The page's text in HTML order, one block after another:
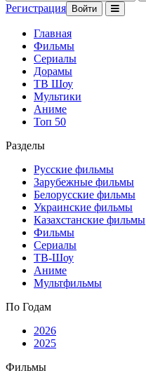
Регистрация Войти
Главная
Фильмы
Сериалы
Дорамы
ТВ Шоу
Мультики
Аниме
Топ 50
Разделы
Русские фильмы
Зарубежные фильмы
Белорусские фильмы
Украинские фильмы
Казахстанские фильмы
Фильмы
Сериалы
ТВ-Шоу
Аниме
Мультфильмы
По Годам
2026
2025
Фильмы